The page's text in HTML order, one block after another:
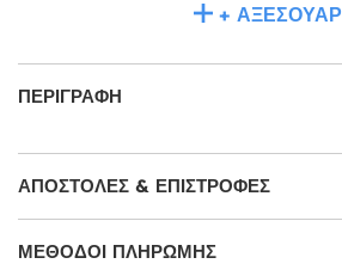
+ ΑΞΕΣΟΥΆΡ
ΠΕΡΙΓΡΑΦΉ
ΑΠΟΣΤΟΛΈΣ & ΕΠΙΣΤΡΟΦΈΣ
ΜΕΘΌΔΟΙ ΠΛΗΡΩΜΉΣ